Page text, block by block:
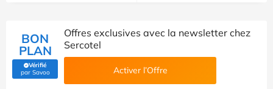
BON
PLAN
Vérifié
par Savoo(Vérifié par Savoo)
Offres exclusives avec la newsletter chez
Sercotel
Activer l’Offre